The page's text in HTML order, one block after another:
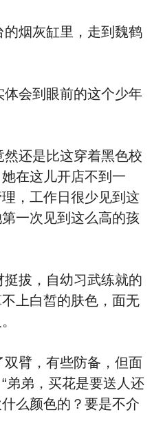
烟灰缸里，走到魏鹤
会到眼前的这个少年
还是比这穿着黑色校
在这儿开店不到一
，工作日很少见到这
一次见到这么高的孩
拔，自幼习武练就的
上白皙的肤色，面无
臂，有些防备，但面
弟弟，买花是要送人还
么颜色的？要是不介